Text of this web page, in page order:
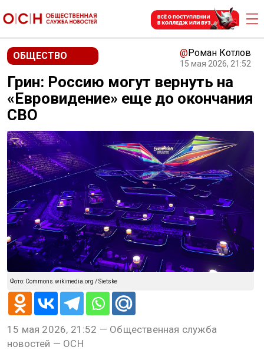
ОБЩЕСТВО @Роман Котлов
15 мая 2026, 21:52
Грин: Россию могут вернуть на
«Евровидение» еще до окончания
СВО
Фото: Commons.wikimedia.org / Sietske
15 мая 2026, 21:52 — Общественная служба
новостей — ОСН